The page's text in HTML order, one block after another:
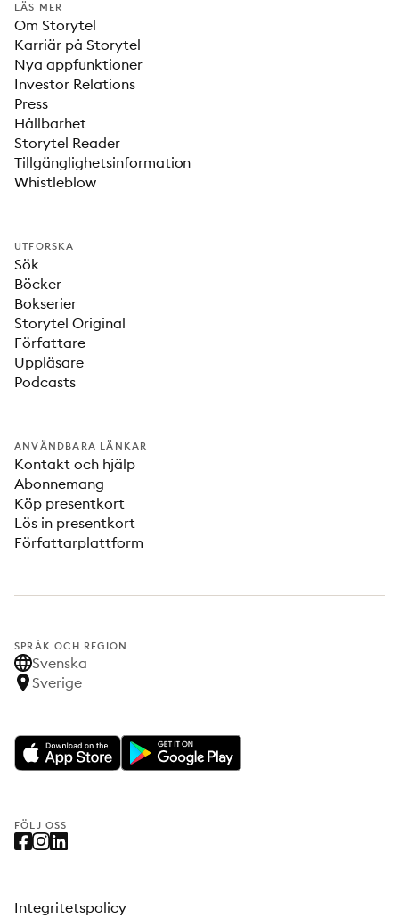
LÄS MER
Om Storytel
Karriär på Storytel
Nya appfunktioner
Investor Relations
Press
Hållbarhet
Storytel Reader
Tillgänglighetsinformation
Whistleblow
UTFORSKA
Sök
Böcker
Bokserier
Storytel Original
Författare
Uppläsare
Podcasts
ANVÄNDBARA LÄNKAR
Kontakt och hjälp
Abonnemang
Köp presentkort
Lös in presentkort
Författarplattform
SPRÅK OCH REGION
Svenska
Sverige
FÖLJ OSS
Integritetspolicy